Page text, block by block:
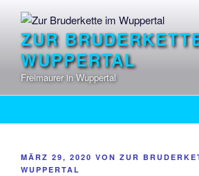
springen
ZUR
WUPPERTAL
Freimaurer in Wuppertal
MÄRZ 29, 2020 VON ZUR
WUPPERTAL